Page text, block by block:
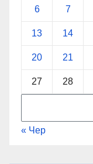
6 7
13 14
20 21
27 28
« Чер